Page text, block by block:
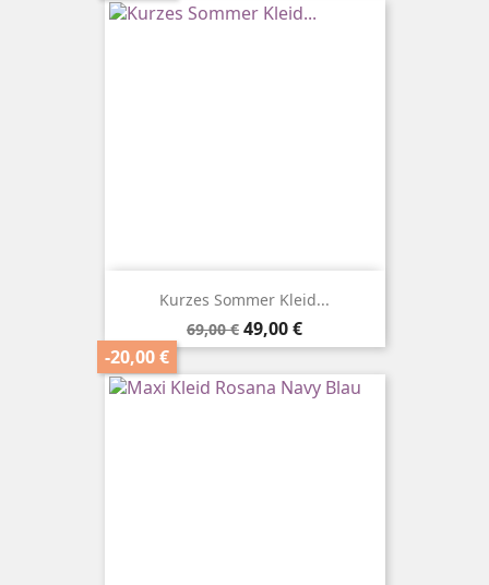
Kurzes Sommer Kleid...
Verkaufspreis
69,00 €
-20,00 €
Preis
49,00 €